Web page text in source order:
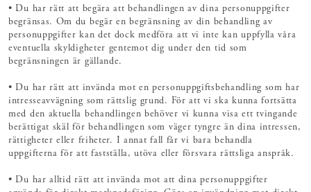
• Du har rätt att begära att behandlingen av dina personuppgifter
begränsas. Om du begär en begränsning av din behandling av
personuppgifter kan det dock medföra att vi inte kan uppfylla våra
eventuella skyldigheter gentemot dig under den tid som
begränsningen är gällande.
• Du har rätt att invända mot en personuppgiftsbehandling som har
intresseavvägning som rättslig grund. För att vi ska kunna fortsätta
med den aktuella behandlingen behöver vi kunna visa ett tvingande
berättigat skäl för behandlingen som väger tyngre än dina intressen,
rättigheter eller friheter. I annat fall får vi bara behandla
uppgifterna för att fastställa, utöva eller försvara rättsliga anspråk.
• Du har alltid rätt att invända mot att dina personuppgifter